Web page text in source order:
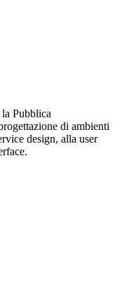
Pubblica
di ambienti
design, alla user